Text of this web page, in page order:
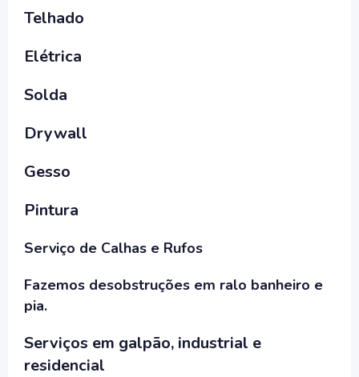
Telhado
Elétrica
Solda
Drywall
Gesso
Pintura
Serviço de Calhas e Rufos
Fazemos desobstruções em ralo banheiro e
pia.
Serviços em galpão, industrial e
residencial